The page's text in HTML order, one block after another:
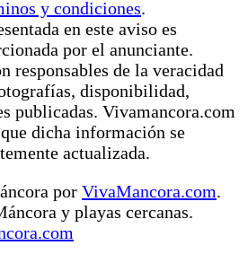
y condiciones.
en este aviso es
por el anunciante.
responsables de la veracidad
disponibilidad,
publicadas. Vivamancora.com
dicha información se
actualizada.
por VivaMancora.com.
y playas cercanas.